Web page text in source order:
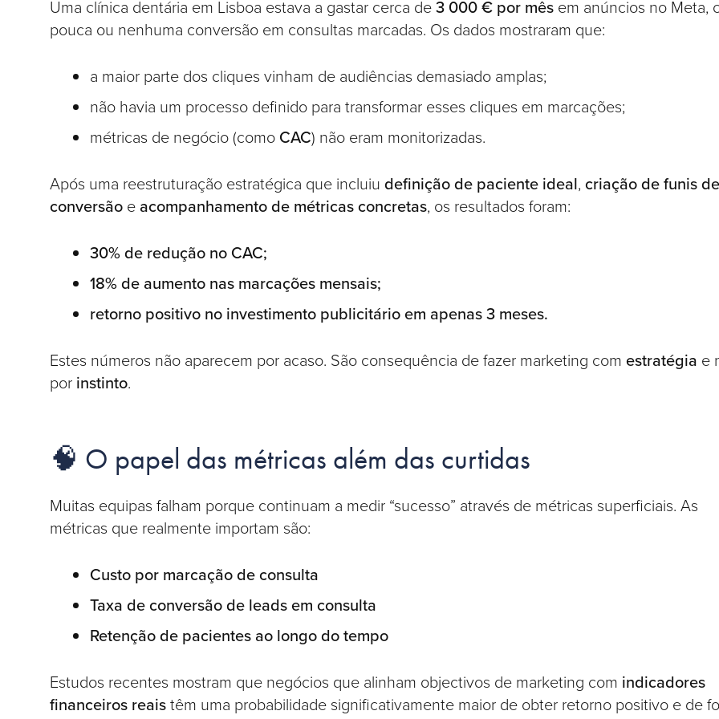
Uma clínica dentária em Lisboa estava a gastar cerca de3 000 € por mês em anúncios no Meta,
pouca ou nenhuma conversão em consultas marcadas. Os dados mostraram que:
a maior parte dos cliques vinham de audiências demasiado amplas;
não havia um processo definido para transformar esses cliques em marcações;
métricas de negócio (como CAC) não eram monitorizadas.
Após uma reestruturação estratégica que incluiu definição de paciente ideal, criação de funis de
conversão e acompanhamento de métricas concretas, os resultados foram:
30% de redução no CAC;
18% de aumento nas marcações mensais;
retorno positivo no investimento publicitário em apenas 3 meses.
Estes números não aparecem por acaso. São consequência de fazer marketing com estratégia e
por instinto.
🧠 O papel das métricas além das curtidas
Muitas equipas falham porque continuam a medir “sucesso” através de métricas superficiais. As
métricas que realmente importam são:
Custo por marcação de consulta
Taxa de conversão de leads em consulta
Retenção de pacientes ao longo do tempo
Estudos recentes mostram que negócios que alinham objectivos de marketing com indicadores
financeiros reaistêm uma probabilidade significativamente maior de obter retorno positivo e de